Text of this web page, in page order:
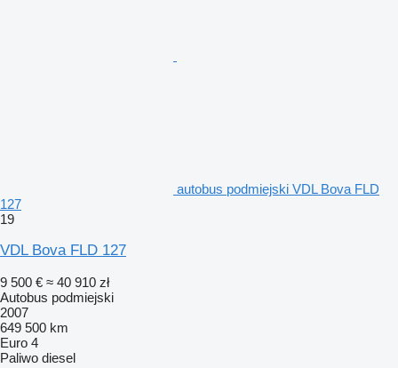
autobus podmiejski VDL Bova FLD
127
19
VDL Bova FLD 127
9 500 € ≈ 40 910 zł
Autobus podmiejski
2007
649 500 km
Euro 4
Paliwo diesel